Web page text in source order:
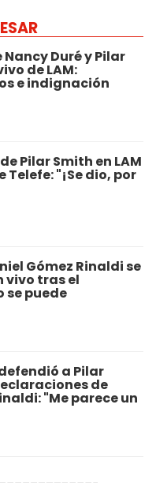
Nancy Duré y Pilar
de LAM:
e indignación
Pilar Smith en LAM
"¡Se dio, por
Gómez Rinaldi se
vivo tras el
se puede
a Pilar
de
"Me parece un